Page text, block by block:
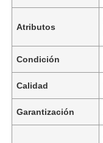
Atributos
Condición
Calidad
Garantización